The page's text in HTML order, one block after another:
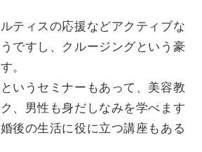
ティスの応援などアクティブな
ですし、クルージングという豪
。
いうセミナーもあって、美容教
、男性も身だしなみを学べます
後の生活に役に立つ講座もある